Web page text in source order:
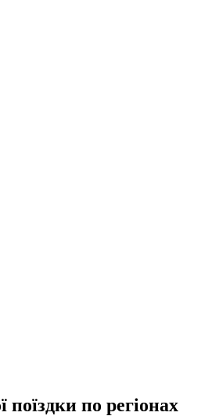
по регіонах